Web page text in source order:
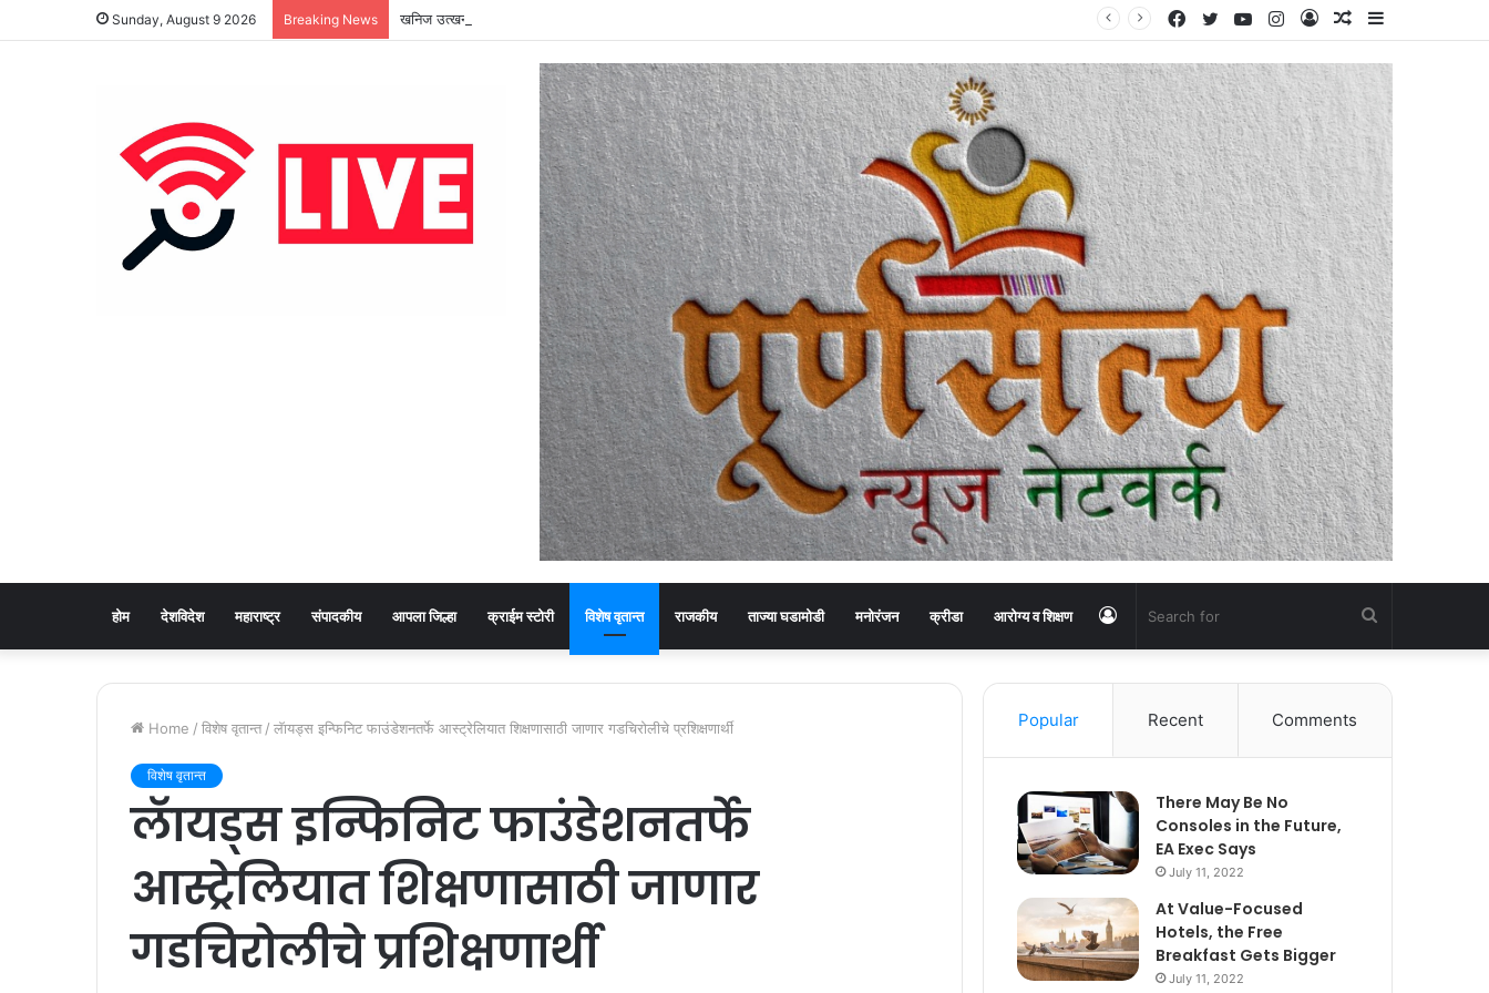
Sunday, August 9 2026 Breaking News
Random
Article
Log
In
Instagram
YouTube
Twitter
Facebook
होम देशविदेश महाराष्ट्र संपादकीय आपला जिल्हा क्राईम स्टोरी विशेष वृतान्त राजकीय ताज्या घडामोडी मनोरंजन क्रीडा आरोग्य व शिक्षण
for
In
Home / विशेष वृतान्त / लॅायड्स इन्फिनिट फाउंडेशनतर्फे आस्ट्रेलियात शिक्षणासाठी जाणार गडचिरोलीचे प्रशिक्षणार्थी
विशेष वृतान्त
लॅायड्स इन्फिनिट फाउंडेशनतर्फे
आस्ट्रेलियात शिक्षणासाठी जाणार
गडचिरोलीचे प्रशिक्षणार्थी
Popular Recent Comments
There May Be No
Consoles in the Future,
EA Exec Says
July 11, 2022
At Value-Focused
Hotels, the Free
Breakfast Gets Bigger
July 11, 2022